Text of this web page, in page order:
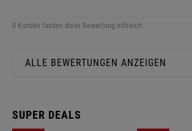
0 Kunden fanden diese Bewertung hilfreich.
ALLE BEWERTUNGEN ANZEIGEN
SUPER DEALS